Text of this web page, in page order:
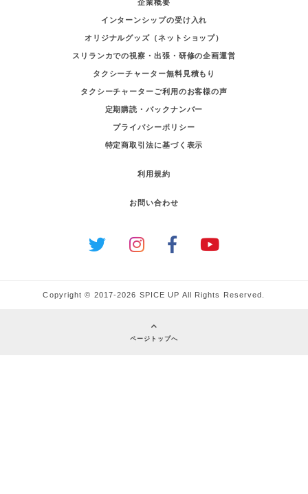
インターンシップの受け入れ
オリジナルグッズ（ネットショップ）
スリランカでの視察・出張・研修の企画運営
タクシーチャーター無料見積もり
タクシーチャーターご利用のお客様の声
定期購読・バックナンバー
プライバシーポリシー
特定商取引法に基づく表示
利用規約
お問い合わせ
Copyright © 2017-2026 SPICE UP All Rights Reserved.
ページトップへ